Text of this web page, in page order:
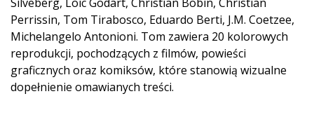
Perrissin, Tom Tirabosco, Eduardo Berti, J.M. Coetzee,
Michelangelo Antonioni. Tom zawiera 20 kolorowych
reprodukcji, pochodzących z filmów, powieści
graficznych oraz komiksów, które stanowią wizualne
dopełnienie omawianych treści.